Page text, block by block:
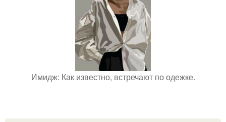
Имидж: Как известно, встречают по одежке.